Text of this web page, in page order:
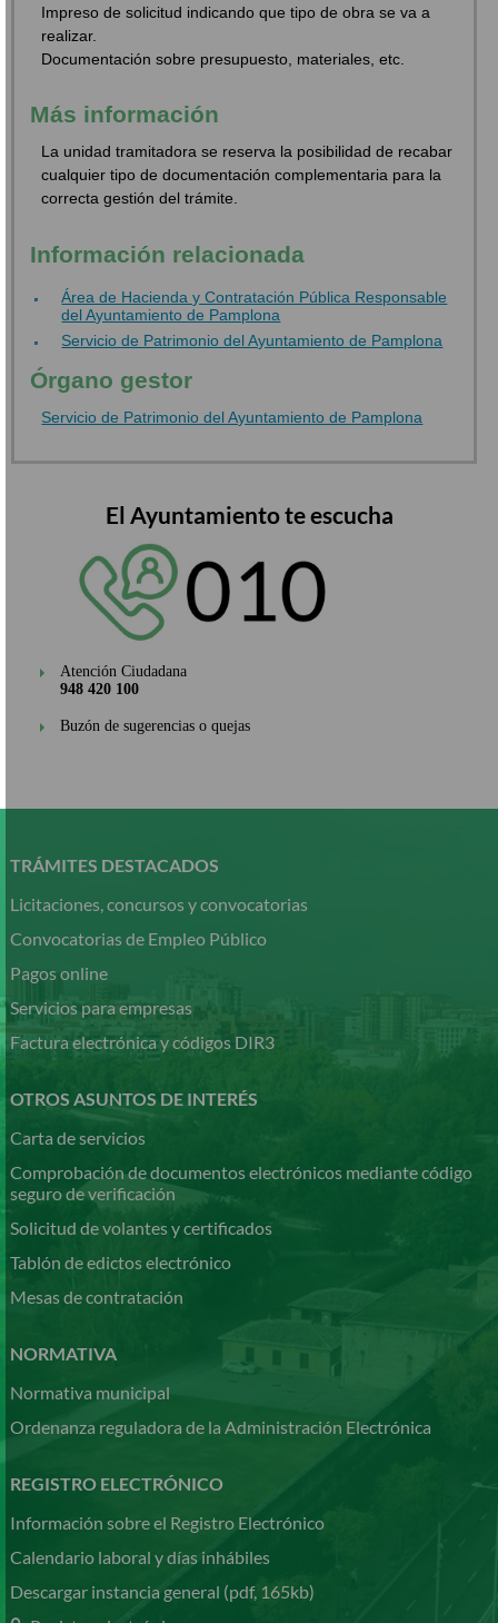
Impreso de solicitud indicando que tipo de obra se va a
realizar.
Documentación sobre presupuesto, materiales, etc.
Más información
La unidad tramitadora se reserva la posibilidad de recabar
cualquier tipo de documentación complementaria para la
correcta gestión del trámite.
Información relacionada
Área de Hacienda y Contratación Pública Responsable
del Ayuntamiento de Pamplona
Servicio de Patrimonio del Ayuntamiento de Pamplona
Órgano gestor
Servicio de Patrimonio del Ayuntamiento de Pamplona
El Ayuntamiento te escucha
Atención Ciudadana
948 420 100
Buzón de sugerencias o quejas
contenido
TRÁMITES DESTACADOS
Licitaciones, concursos y convocatorias
Convocatorias de Empleo Público
Pagos online
Servicios para empresas
Factura electrónica y códigos DIR3
OTROS ASUNTOS DE INTERÉS
Carta de servicios
Comprobación de documentos electrónicos mediante código
seguro de verificación
Solicitud de volantes y certificados
Tablón de edictos electrónico
Mesas de contratación
NORMATIVA
Normativa municipal
Ordenanza reguladora de la Administración Electrónica
REGISTRO ELECTRÓNICO
Información sobre el Registro Electrónico
Calendario laboral y días inhábiles
Descargar instancia general (pdf, 165kb)